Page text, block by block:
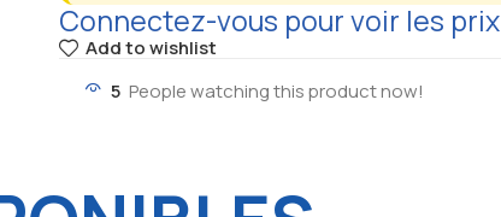
Connectez-vous pour voir les prix
Add to wishlist
5 People watching this product now!